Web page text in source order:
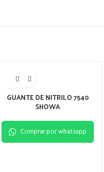
GUANTE DE NITRILO 7540
SHOWA
Comprar por whatsapp